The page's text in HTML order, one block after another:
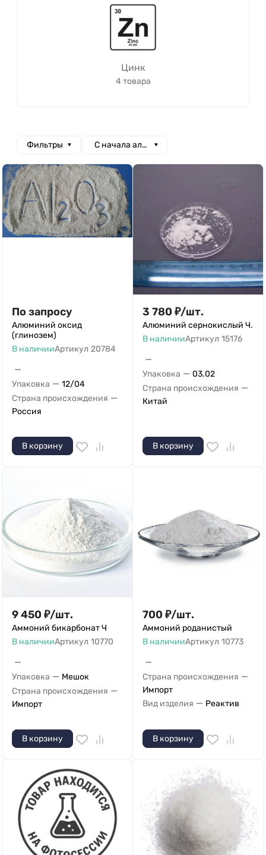
Цинк
4 товара
Фильтры С начала алфавита
По запросу
Алюминий оксид
(глинозем)
В наличииАртикул 20784
—
Упаковка — 12/04
Страна происхождения —
Россия
В корзину
3 780 ₽/шт.
Алюминий сернокислый Ч.
В наличииАртикул 15176
—
Упаковка — 03.02
Страна происхождения —
Китай
В корзину
9 450 ₽/шт.
Аммоний бикарбонат Ч
В наличииАртикул 10770
—
Упаковка — Мешок
Страна происхождения —
Импорт
В корзину
700 ₽/шт.
Аммоний роданистый
В наличииАртикул 10773
—
Страна происхождения —
Импорт
Вид изделия — Реактив
В корзину